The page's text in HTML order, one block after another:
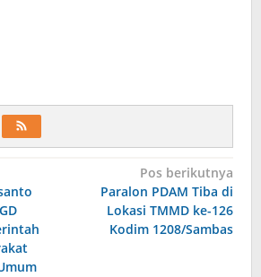
Pos berikutnya
Paralon PDAM Tiba di
Lokasi TMMD ke-126
Kodim 1208/Sambas